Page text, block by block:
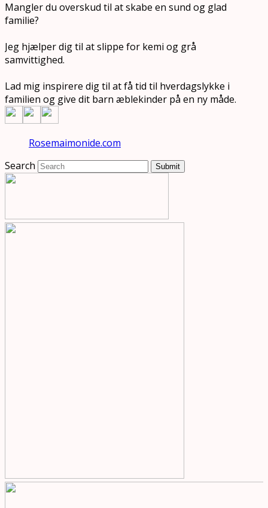
Mangler du overskud til at skabe en sund og glad
familie?
Jeg hjælper dig til at slippe for kemi og grå
samvittighed.
Lad mig inspirere dig til at få tid til hverdagslykke i
familien og give dit barn æblekinder på en ny måde.
Rosemaimonide.com
Search
Submit